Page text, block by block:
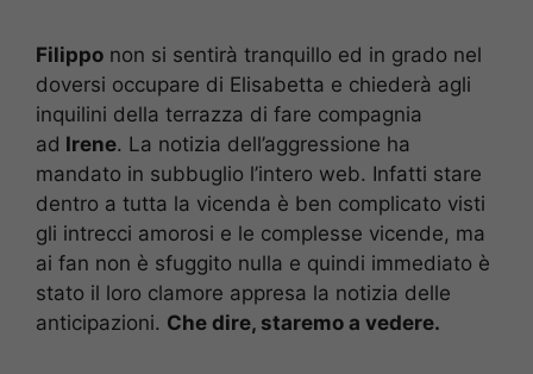
Filippo non si sentirà tranquillo ed in grado nel
doversi occupare di Elisabetta e chiederà agli
inquilini della terrazza di fare compagnia
ad Irene. La notizia dell’aggressione ha
mandato in subbuglio l’intero web. Infatti stare
dentro a tutta la vicenda è ben complicato visti
gli intrecci amorosi e le complesse vicende, ma
ai fan non è sfuggito nulla e quindi immediato è
stato il loro clamore appresa la notizia delle
anticipazioni. Che dire, staremo a vedere.